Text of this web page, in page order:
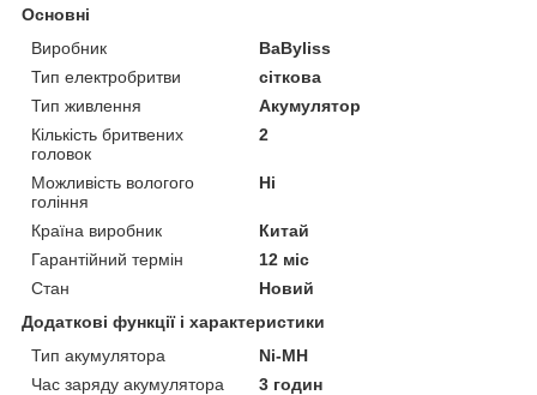
Основні
Виробник
BaByliss
Тип електробритви
сіткова
Тип живлення
Акумулятор
Кількість бритвених
головок
2
Можливість вологого
гоління
Ні
Країна виробник
Китай
Гарантійний термін
12 міс
Стан
Новий
Додаткові функції і характеристики
Тип акумулятора
Ni-MH
Час заряду акумулятора
3 годин